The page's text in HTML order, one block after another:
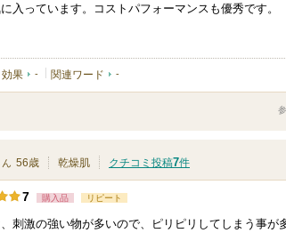
入っています。コストパフォーマンスも優秀です。
効果 - 関連ワード -
ん 56歳 乾燥肌 クチコミ投稿7件
7 購入品 リピート
刺激の強い物が多いので、ピリピリしてしまう事が